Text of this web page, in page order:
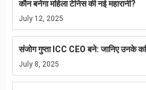
कौन बनेगा महिला टेनिस की नई महारानी?
July 12, 2025
संजोग गुप्ता ICC CEO बने: जानिए उनके
July 8, 2025